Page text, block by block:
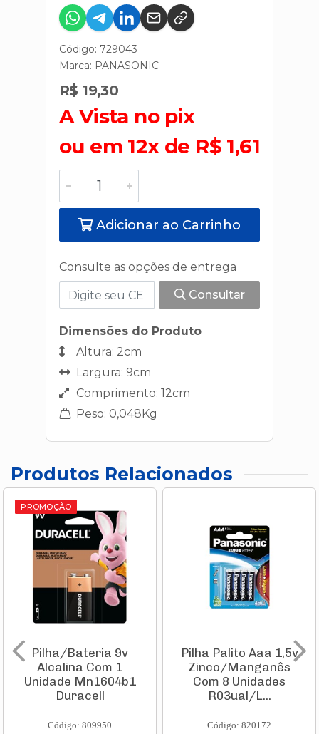
Código: 729043
Marca: PANASONIC
R$ 19,30
A Vista no pix
ou em 12x de R$ 1,61
Adicionar ao Carrinho
Consulte as opções de entrega
Consultar
Dimensões do Produto
Altura: 2cm
Largura: 9cm
Comprimento: 12cm
Peso: 0,048Kg
Produtos Relacionados
PROMOÇÃO
Pilha/Bateria 9v
Alcalina Com 1
Unidade Mn1604b1
Duracell
Código: 809950
Pilha Palito Aaa 1,5v
Zinco/Manganês
Com 8 Unidades
R03ual/L...
Código: 820172